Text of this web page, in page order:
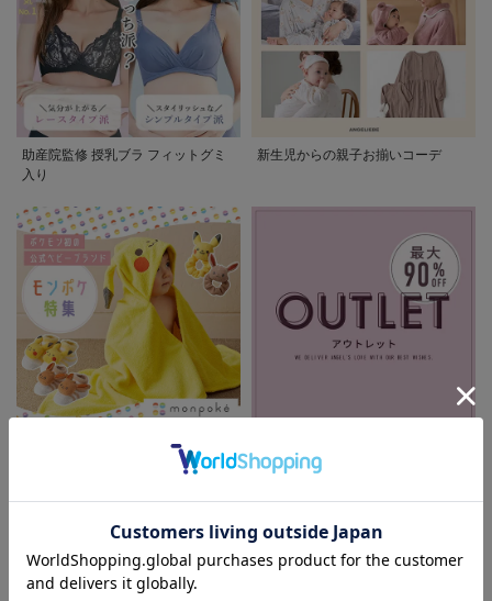
助産院監修 授乳ブラ フィットグミ
入り
新生児からの親子お揃いコーデ